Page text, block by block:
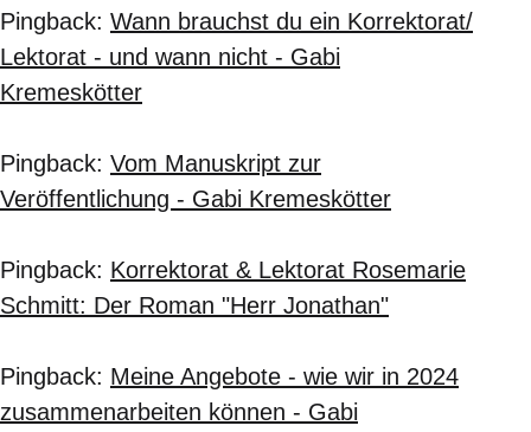
Pingback: Wann brauchst du ein Korrektorat/
Lektorat - und wann nicht - Gabi
Kremeskötter
Pingback: Vom Manuskript zur
Veröffentlichung - Gabi Kremeskötter
Pingback: Korrektorat & Lektorat Rosemarie
Schmitt: Der Roman "Herr Jonathan"
Pingback: Meine Angebote - wie wir in 2024
zusammenarbeiten können - Gabi